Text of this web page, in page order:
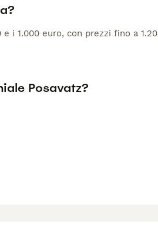
i 1.000 euro, con prezzi fino a
Posavatz?